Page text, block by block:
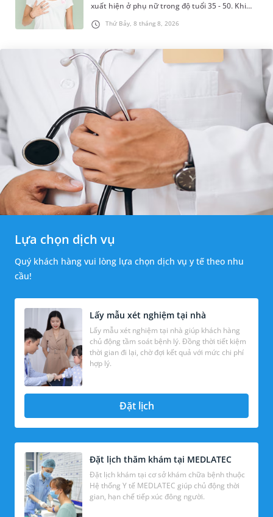
Thứ Bảy, 8 tháng 8, 2026
xuất hiện ở phụ nữ trong độ tuổi 35 - 50. Khi
được chẩn đoán mắc bệnh, nhiều người
thường băn khoăn u nang tuyến v...
Lựa chọn dịch vụ
Quý khách hàng vui lòng lựa chọn dịch vụ y tế theo nhu
cầu!
Lấy mẫu xét nghiệm tại nhà
Lấy mẫu xét nghiệm tại nhà giúp khách hàng
chủ động tầm soát bệnh lý. Đồng thời tiết kiệm
thời gian đi lại, chờ đợi kết quả với mức chi phí
hợp lý.
Đặt lịch
Đặt lịch thăm khám tại MEDLATEC
Đặt lịch khám tại cơ sở khám chữa bệnh thuộc
Hệ thống Y tế MEDLATEC giúp chủ động thời
gian, hạn chế tiếp xúc đông người.